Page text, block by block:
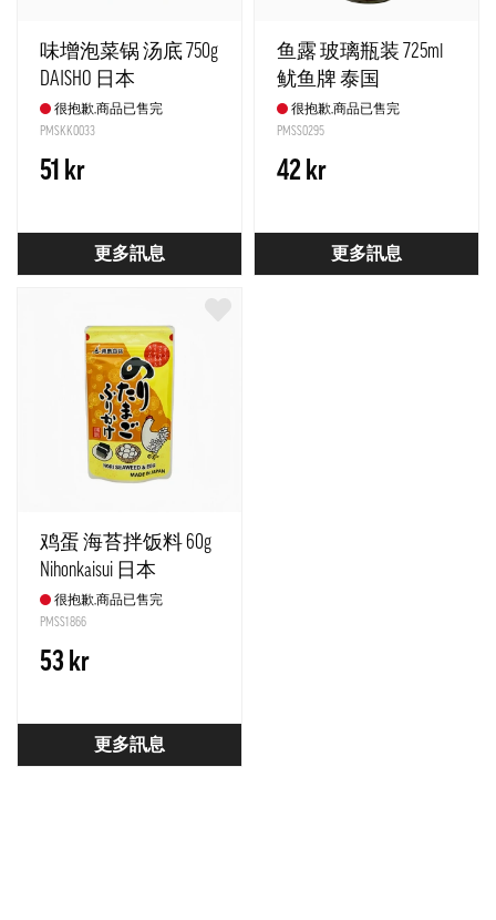
味增泡菜锅 汤底 750g
DAISHO 日本
很抱歉,商品已售完
PMSKK0033
51 kr
更多訊息
鱼露 玻璃瓶装 725ml
鱿鱼牌 泰国
很抱歉,商品已售完
PMSS0295
42 kr
更多訊息
鸡蛋 海苔拌饭料 60g
Nihonkaisui 日本
很抱歉,商品已售完
PMSS1866
53 kr
更多訊息